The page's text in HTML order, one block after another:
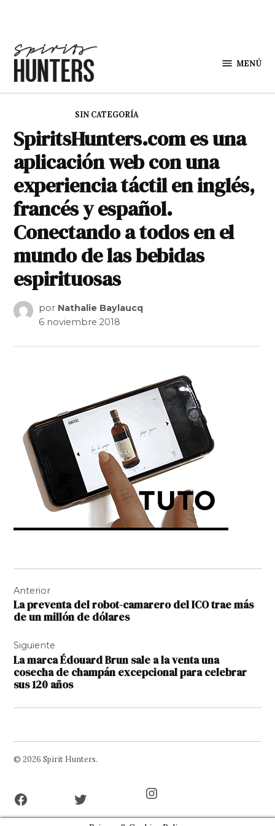
MENÚ
PUBLICADO ENSIN CATEGORÍA
SpiritsHunters.com es una
aplicación web con una
experiencia táctil en inglés,
francés y español.
Conectando a todos en el
mundo de las bebidas
espirituosas
por Nathalie Baylaucq
6 noviembre 2018
de
entradas
Anterior
La preventa del robot-camarero del ICO trae más
de un millón de dólares
Siguiente
La marca Édouard Brun sale a la venta una
cosecha de champán excepcional para celebrar
sus 120 años
© 2026 Spirit Hunters.